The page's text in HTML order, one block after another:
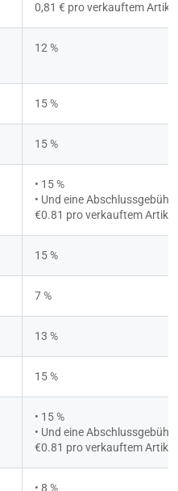
0,81 € pro verkauftem Artikel
12 %
15 %
15 %
• 15 %
• Und eine Abschlussgebühr
€0.81 pro verkauftem Artikel
15 %
7 %
13 %
15 %
• 15 %
• Und eine Abschlussgebühr
€0.81 pro verkauftem Artikel
• 8 %